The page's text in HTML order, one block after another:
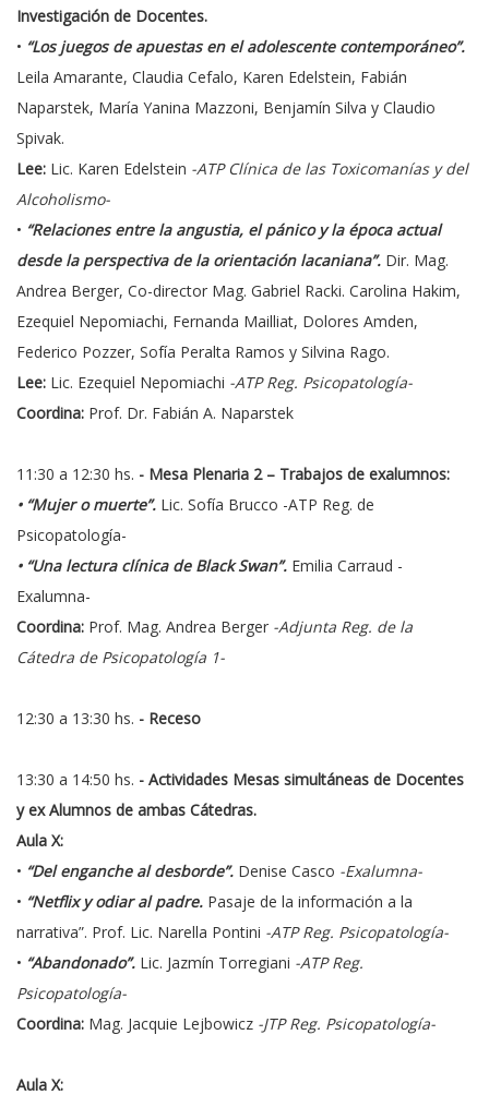
Investigación de Docentes.
• “Los juegos de apuestas en el adolescente contemporáneo”.
Leila Amarante, Claudia Cefalo, Karen Edelstein, Fabián
Naparstek, María Yanina Mazzoni, Benjamín Silva y Claudio
Spivak.
Lee: Lic. Karen Edelstein -ATP Clínica de las Toxicomanías y del
Alcoholismo-
• “Relaciones entre la angustia, el pánico y la época actual
desde la perspectiva de la orientación lacaniana”. Dir. Mag.
Andrea Berger, Co-director Mag. Gabriel Racki. Carolina Hakim,
Ezequiel Nepomiachi, Fernanda Mailliat, Dolores Amden,
Federico Pozzer, Sofía Peralta Ramos y Silvina Rago.
Lee: Lic. Ezequiel Nepomiachi -ATP Reg. Psicopatología-
Coordina: Prof. Dr. Fabián A. Naparstek
11:30 a 12:30 hs. - Mesa Plenaria 2 – Trabajos de exalumnos:
• “Mujer o muerte”. Lic. Sofía Brucco -ATP Reg. de
Psicopatología-
• “Una lectura clínica de Black Swan”. Emilia Carraud -
Exalumna-
Coordina: Prof. Mag. Andrea Berger -Adjunta Reg. de la
Cátedra de Psicopatología 1-
12:30 a 13:30 hs. - Receso
13:30 a 14:50 hs. - Actividades Mesas simultáneas de Docentes
y ex Alumnos de ambas Cátedras.
Aula X:
• “Del enganche al desborde”. Denise Casco -Exalumna-
• “Netflix y odiar al padre. Pasaje de la información a la
narrativa”. Prof. Lic. Narella Pontini -ATP Reg. Psicopatología-
• “Abandonado”. Lic. Jazmín Torregiani -ATP Reg.
Psicopatología-
Coordina: Mag. Jacquie Lejbowicz -JTP Reg. Psicopatología-
Aula X: